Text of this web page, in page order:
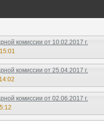
комиссии от 10.02.2017 г.
комиссии от 25.04.2017 г.
комиссии от 02.06.2017 г.